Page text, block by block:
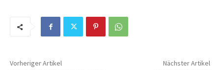
Vorheriger Artikel Nächster Artikel